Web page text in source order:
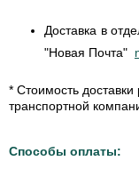
Доставка в
"Новая Почта"
* Стоимость
транспортной
Способы оплаты: